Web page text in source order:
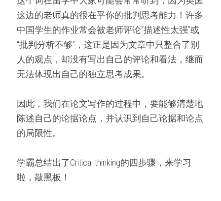
这边的老师真的很在乎你的批判思考能力！许多
中国学生的作业常会被老师评论“描述性太强”或
“批判分析不够”，这正是因为文章中只整合了别
人的观点，却没有写出自己的评论和看法，继而
无法体现出自己的独立思考成果。
因此，我们在论文写作的过程中，要能够清楚地
陈述自己的论据论点，并认识到自己论据和论点
的局限性。
学霸总结出了Critical thinking的四步骤，来学习
啦，敲黑板！